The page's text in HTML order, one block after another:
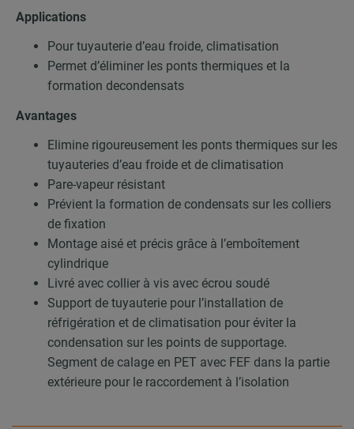
Applications
Pour tuyauterie d’eau froide, climatisation
Permet d’éliminer les ponts thermiques et la
formation decondensats
Avantages
Elimine rigoureusement les ponts thermiques sur les
tuyauteries d’eau froide et de climatisation
Pare-vapeur résistant
Prévient la formation de condensats sur les colliers
de fixation
Montage aisé et précis grâce à l’emboîtement
cylindrique
Livré avec collier à vis avec écrou soudé
Support de tuyauterie pour l’installation de
réfrigération et de climatisation pour éviter la
condensation sur les points de supportage.
Segment de calage en PET avec FEF dans la partie
extérieure pour le raccordement à l’isolation